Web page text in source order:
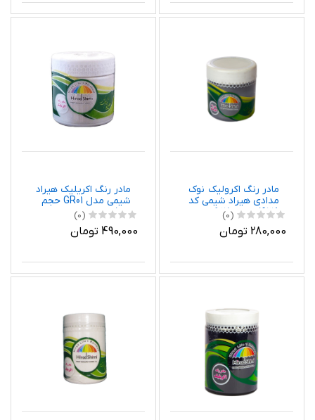
مادر رنگ اکرولیک نوک
مدادی هیراد شیمی کد
1638 وزن 250 گرم
(0)
280,000 تومان
مادر رنگ اکریلیک هیراد
شیمی مدل GR01 حجم
1000 میلی لیتر
(0)
490,000 تومان